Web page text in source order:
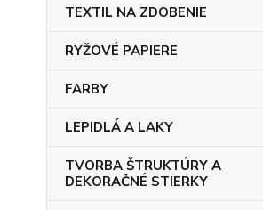
TEXTIL NA ZDOBENIE
RYŽOVÉ PAPIERE
FARBY
LEPIDLÁ A LAKY
TVORBA ŠTRUKTÚRY A
DEKORAČNÉ STIERKY